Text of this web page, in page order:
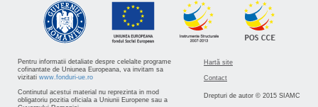
Pentru informatii detaliate despre celelalte programe
cofinantate de Uniunea Europeana, va invitam sa
vizitati www.fonduri-ue.ro
Continutul acestui material nu reprezinta in mod
obligatoriu pozitia oficiala a Uniunii Europene sau a
Hartă site
Contact
Drepturi de autor © 2015 SIAMC